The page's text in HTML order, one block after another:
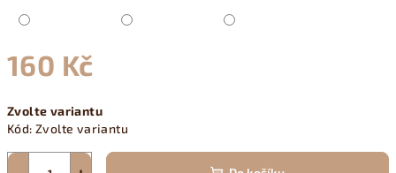
160 Kč
cena:
Zvolte variantu
Kód: Zvolte variantu